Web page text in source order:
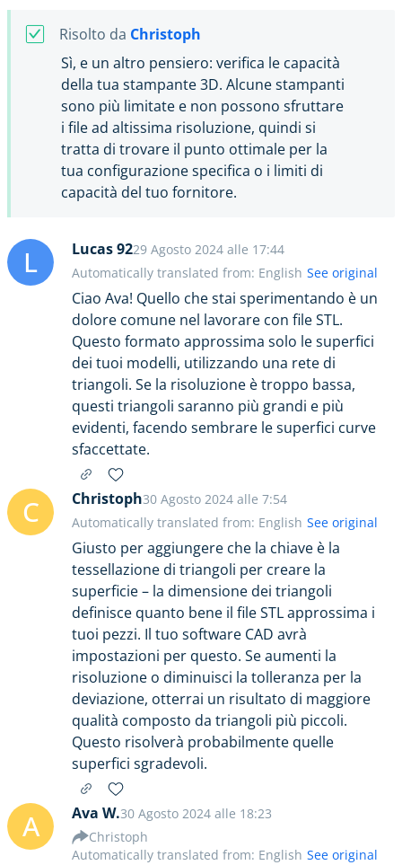
Risolto da Christoph
Sì, e un altro pensiero: verifica le capacità
della tua stampante 3D. Alcune stampanti
sono più limitate e non possono sfruttare
i file ad altissima risoluzione, quindi si
tratta di trovare il punto ottimale per la
tua configurazione specifica o i limiti di
capacità del tuo fornitore.
L Lucas 9229 Agosto 2024 alle 17:44
Ciao Ava! Quello che stai sperimentando è un
dolore comune nel lavorare con file STL.
Questo formato approssima solo le superfici
dei tuoi modelli, utilizzando una rete di
triangoli. Se la risoluzione è troppo bassa,
questi triangoli saranno più grandi e più
evidenti, facendo sembrare le superfici curve
sfaccettate.
Automatically translated from: English See original
C Christoph30 Agosto 2024 alle 7:54
Giusto per aggiungere che la chiave è la
tessellazione di triangoli per creare la
superficie – la dimensione dei triangoli
definisce quanto bene il file STL approssima i
tuoi pezzi. Il tuo software CAD avrà
impostazioni per questo. Se aumenti la
risoluzione o diminuisci la tolleranza per la
deviazione, otterrai un risultato di maggiore
qualità composto da triangoli più piccoli.
Questo risolverà probabilmente quelle
superfici sgradevoli.
Automatically translated from: English See original
A Ava W.30 Agosto 2024 alle 18:23
Christoph
Automatically translated from: English See original